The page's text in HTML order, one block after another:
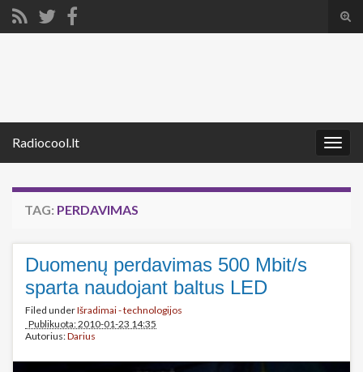
Radiocool.lt
TAG: PERDAVIMAS
Duomenų perdavimas 500 Mbit/s
sparta naudojant baltus LED
Filed underIšradimai - technologijos
Publikuota: 2010-01-23 14:35
Autorius:Darius